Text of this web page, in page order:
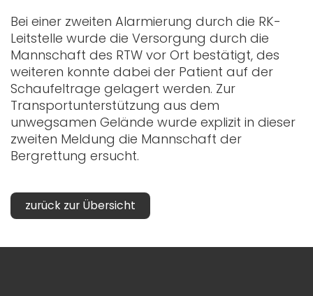
Bei einer zweiten Alarmierung durch die RK-
Leitstelle wurde die Versorgung durch die
Mannschaft des RTW vor Ort bestätigt, des
weiteren konnte dabei der Patient auf der
Schaufeltrage gelagert werden. Zur
Transportunterstützung aus dem
unwegsamen Gelände wurde explizit in dieser
zweiten Meldung die Mannschaft der
Bergrettung ersucht.
zurück zur Übersicht